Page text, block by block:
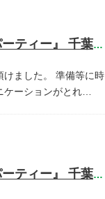
開催しました! 『新築お披露目パーティー』 千葉県松戸市 K様宅
ました。
準備等に時
ケーションがとれ…
開催しました! 『新築お披露目パーティー』 千葉県柏市 F様宅